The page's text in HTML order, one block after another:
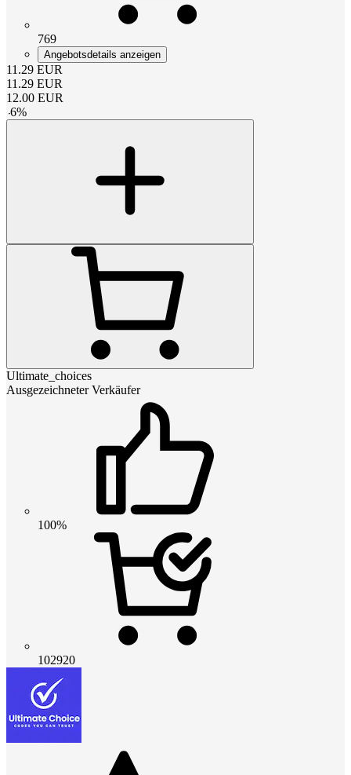
769
Angebotsdetails anzeigen
11.29 EUR
11.29 EUR
12.00 EUR
-6%
Ultimate_choices
Ausgezeichneter Verkäufer
100%
102920